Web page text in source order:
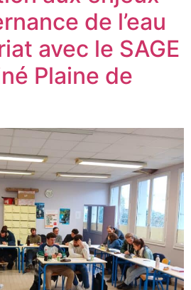
de l’eau
avec le SAGE
Plaine de